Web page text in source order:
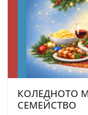
КОЛЕДНОТО
СЕМЕЙСТВО